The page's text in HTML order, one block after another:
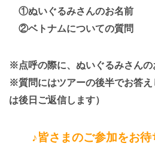
①ぬいぐるみさんのお名前
②ベトナムについての質問
※点呼の際に、ぬいぐるみさんの
※質問にはツアーの後半でお答
は後日ご返信します）
♪皆さまのご参加をお